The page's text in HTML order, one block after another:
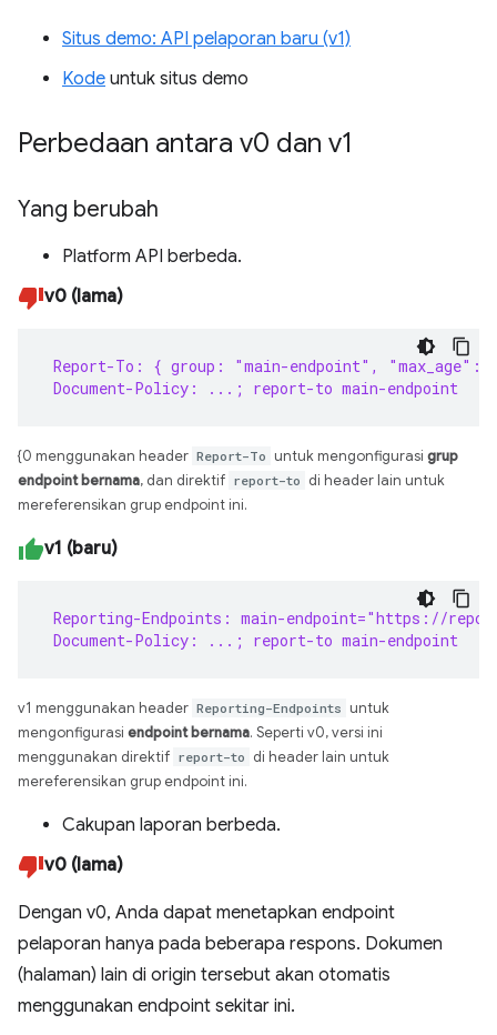
Situs demo: API pelaporan baru (v1)
Kode untuk situs demo
Perbedaan antara v0 dan v1
Yang berubah
Platform API berbeda.
v0 (lama)
Report-To: { group: "main-endpoint",
Document-Policy: ...; report-to main-endpoint
{0 menggunakan header Report-To untuk mengonfigurasi grup
endpoint bernama, dan direktif report-to di header lain untuk
mereferensikan grup endpoint ini.
v1 (baru)
Reporting-Endpoints: main-endpoint="https://
Document-Policy: ...; report-to main-endpoint
v1 menggunakan header Reporting-Endpoints untuk
mengonfigurasi endpoint bernama. Seperti v0, versi ini
menggunakan direktif report-to di header lain untuk
mereferensikan grup endpoint ini.
Cakupan laporan berbeda.
v0 (lama)
Dengan v0, Anda dapat menetapkan endpoint
pelaporan hanya pada beberapa respons. Dokumen
(halaman) lain di origin tersebut akan otomatis
menggunakan endpoint sekitar ini.